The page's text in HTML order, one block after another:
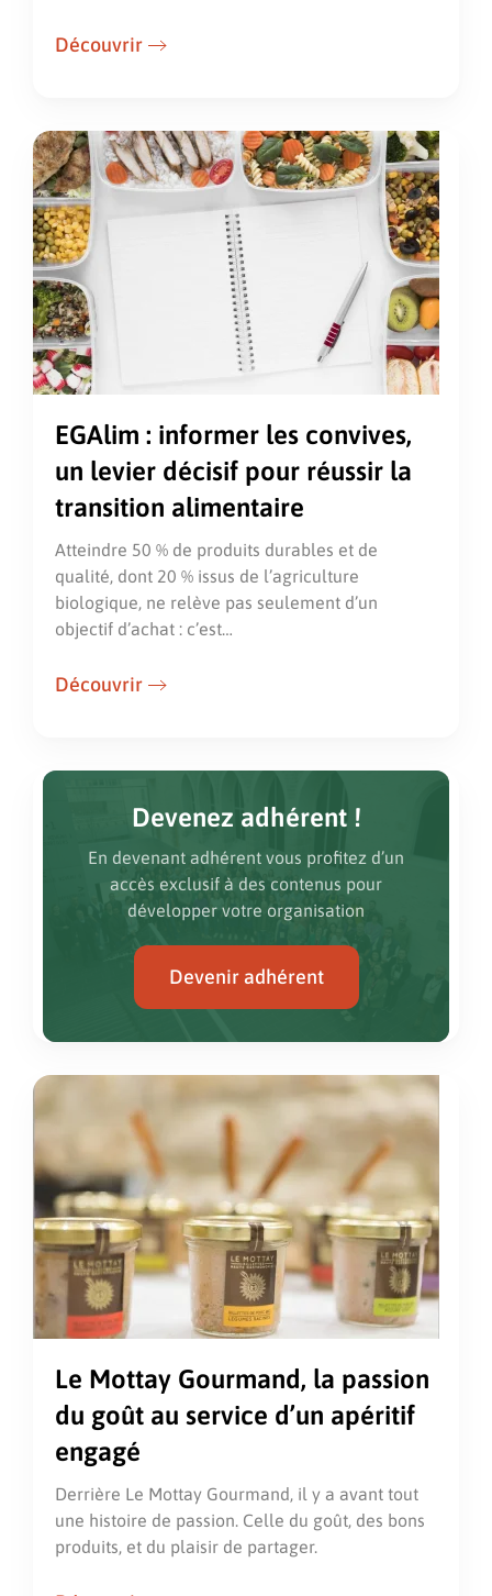
Découvrir
EGAlim : informer les convives,
un levier décisif pour réussir la
transition alimentaire
Atteindre 50 % de produits durables et de
qualité, dont 20 % issus de l’agriculture
biologique, ne relève pas seulement d’un
objectif d’achat : c’est…
Découvrir
Le Mottay Gourmand, la passion
du goût au service d’un apéritif
engagé
Derrière Le Mottay Gourmand, il y a avant tout
une histoire de passion. Celle du goût, des bons
produits, et du plaisir de partager.
Devenez adhérent !
En devenant adhérent vous profitez d’un
accès exclusif à des contenus pour
développer votre organisation
Devenir adhérent